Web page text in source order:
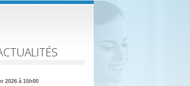
2026 à 15h00